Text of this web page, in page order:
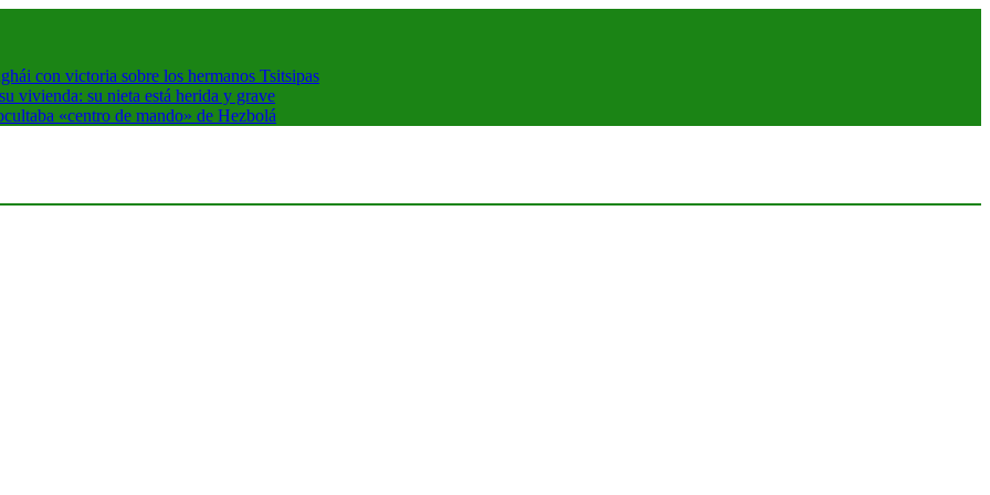
con victoria sobre los hermanos Tsitsipas
vivienda: su nieta está herida y grave
«centro de mando» de Hezbolá